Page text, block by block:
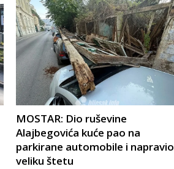
MOSTAR: Dio ruševine
Alajbegovića kuće pao na
parkirane automobile i napravio
veliku štetu